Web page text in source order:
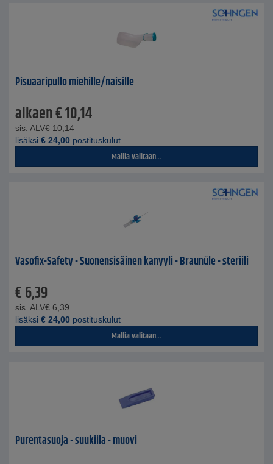
Pisuaaripullo miehille/naisille
alkaen€10,14
sis. ALV€ 10,14
lisäksi € 24,00 postituskulut
Mallia valitaan...
Vasofix-Safety - Suonensisäinen kanyyli - Braunüle - steriili
€6,39
sis. ALV€ 6,39
lisäksi € 24,00 postituskulut
Mallia valitaan...
Purentasuoja - suukiila - muovi